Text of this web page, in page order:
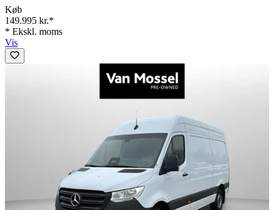
Køb
149.995 kr.*
* Ekskl. moms
Vis